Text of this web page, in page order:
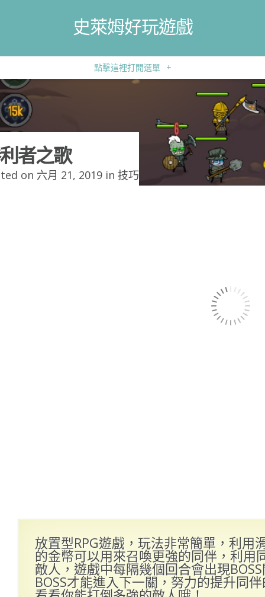
史萊姆好玩遊戲
點擊這裡打開選單 +
者之歌
on 六月 21, 2019 in 技巧
放置型RPG遊戲，玩法非常簡單，利用
的金幣可以用來召喚更強的同伴，利用
敵人，遊戲中每隔幾個回合會出現
BOSS才能進入下一關，努力的提升同